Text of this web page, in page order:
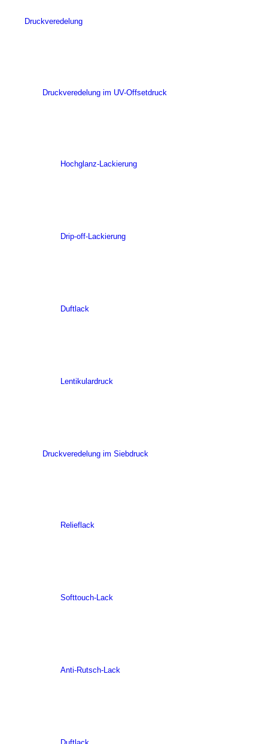
Druckveredelung
Druckveredelung im UV-Offsetdruck
Hochglanz-Lackierung
Drip-off-Lackierung
Duftlack
Lentikulardruck
Druckveredelung im Siebdruck
Relieflack
Softtouch-Lack
Anti-Rutsch-Lack